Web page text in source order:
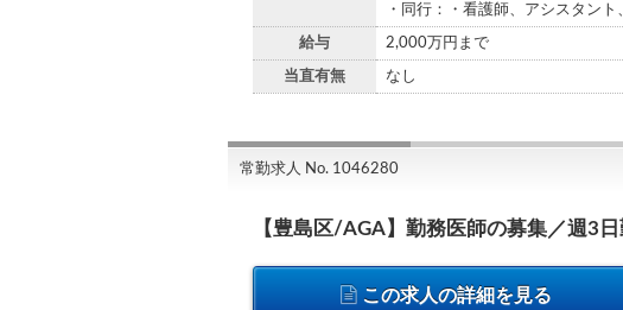
・同行：・看護師、アシスタン
給与 2,000万円まで
当直有無 なし
常勤求人 No. 1046280
【豊島区/AGA】勤務医師の募集／週3
この求人の詳細を見る